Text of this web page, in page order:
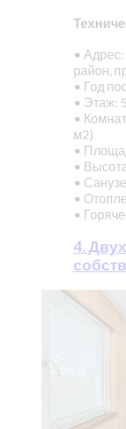
• Адрес:
район,
• Год
• Этаж:
•
м2)
•
•
•
•
•
4.